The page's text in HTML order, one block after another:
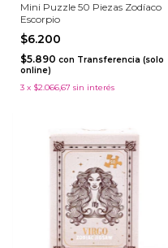
Mini Puzzle 50 Piezas Zodíaco
Escorpio
$6.200
$5.890 con Transferencia (solo
online)
3 x $2.066,67 sin interés